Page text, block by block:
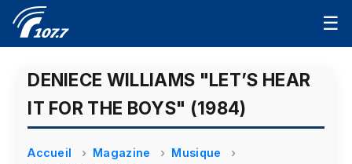
☰
DENIECE WILLIAMS "LET’S HEAR
IT FOR THE BOYS" (1984)
Accueil Magazine
Musique